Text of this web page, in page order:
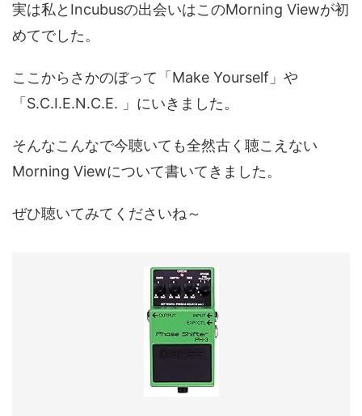
実は私とIncubusの出会いはこのMorning Viewが初
めてでした。
ここからさかのぼって「Make Yourself」や
「S.C.I.E.N.C.E. 」にいきました。
そんなこんなで今聴いても全然古く聴こえない
Morning Viewについて書いてきました。
ぜひ聴いてみてくださいね～